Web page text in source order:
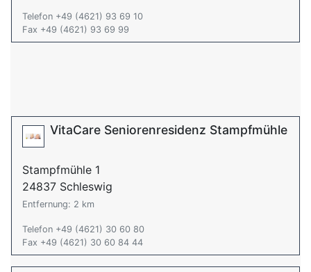
Telefon +49 (4621) 93 69 10
Fax +49 (4621) 93 69 99
VitaCare Seniorenresidenz Stampfmühle
Stampfmühle 1
24837 Schleswig
Entfernung: 2 km
Telefon +49 (4621) 30 60 80
Fax +49 (4621) 30 60 84 44